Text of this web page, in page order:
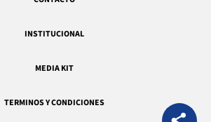
INSTITUCIONAL
MEDIA KIT
TERMINOS Y CONDICIONES